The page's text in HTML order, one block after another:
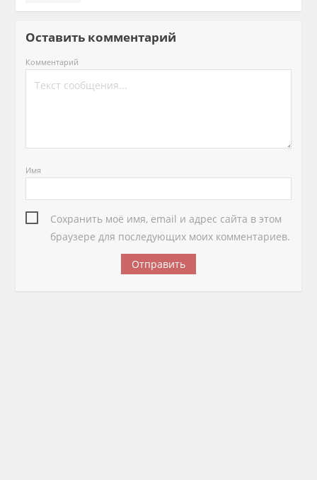
Оставить комментарий
Комментарий
Имя
Сохранить моё имя, email и адрес сайта в этом
браузере для последующих моих комментариев.